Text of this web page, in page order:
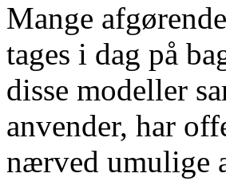
Mange
tages i dag på
disse modeller
anvender, har
nærved umulige